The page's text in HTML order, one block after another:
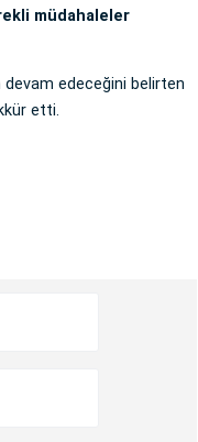
müdahaleler
devam edeceğini belirten
etti.